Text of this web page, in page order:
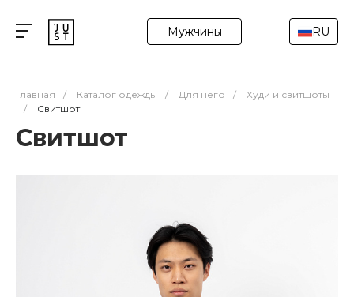
Мужчины RU
Главная / Каталог одежды / Для него /
Худи и свитшоты
/
Свитшот
Свитшот